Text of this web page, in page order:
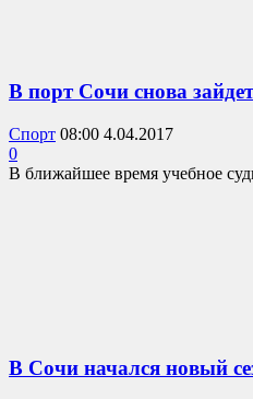
В порт Сочи снова
Спорт 08:00 4.04.2017
0
В ближайшее время учебное
В Сочи начался новый